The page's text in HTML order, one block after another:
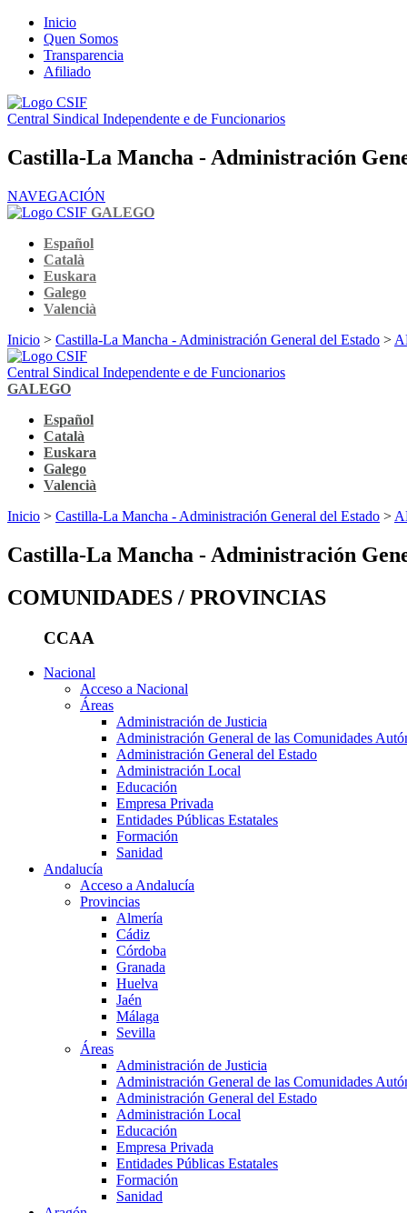
Inicio
Quen Somos
Transparencia
Afiliado
Central Sindical Independente e de Funcionarios
Castilla-La Mancha - Administración
NAVEGACIÓN
GALEGO
Español
Català
Euskara
Galego
Valencià
Inicio > Castilla-La Mancha - Administración General del Estado >
Central Sindical Independente e de Funcionarios
GALEGO
Español
Català
Euskara
Galego
Valencià
Inicio > Castilla-La Mancha - Administración General del Estado >
Castilla-La Mancha - Administración
COMUNIDADES / PROVINCIAS
CCAA
Nacional
Acceso a Nacional
Áreas
Administración de Justicia
Administración General de las Comunidades
Administración General del Estado
Administración Local
Educación
Empresa Privada
Entidades Públicas Estatales
Formación
Sanidad
Andalucía
Acceso a Andalucía
Provincias
Almería
Cádiz
Córdoba
Granada
Huelva
Jaén
Málaga
Sevilla
Áreas
Administración de Justicia
Administración General de las Comunidades
Administración General del Estado
Administración Local
Educación
Empresa Privada
Entidades Públicas Estatales
Formación
Sanidad